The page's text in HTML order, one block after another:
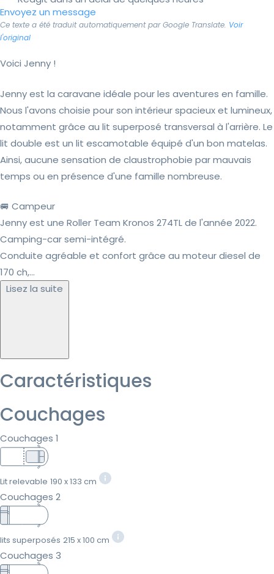
Envoyez un message
Ce texte a été traduit automatiquement par Google Translate. Voir
l'original
Voici Jenny !
Jenny est la caravane idéale pour les aventures en famille.
Nous l'avons choisie pour son intérieur spacieux et lumineux,
notamment grâce au lit superposé transversal à l'arrière. Le
lit double est un lit escamotable équipé d'un bon matelas.
Ainsi, aucune sensation de claustrophobie par mauvais
temps ou en présence d'une famille nombreuse.
🚐 Campeur
Jenny est une Roller Team Kronos 274TL de l'année 2022.
Camping-car semi-intégré.
Conduite agréable et confort grâce au moteur diesel de
170 ch,...
Lisez la suite
Caractéristiques
Couchages
Couchages 1
Lit relevable 190 x 133 cm
Couchages 2
lits superposés 215 x 100 cm
Couchages 3